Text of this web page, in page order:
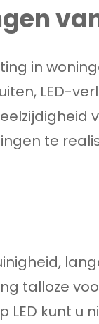
in
LED-
te
talloze
LED kunt u